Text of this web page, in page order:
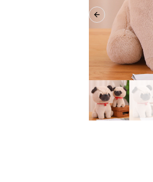
Previous slide